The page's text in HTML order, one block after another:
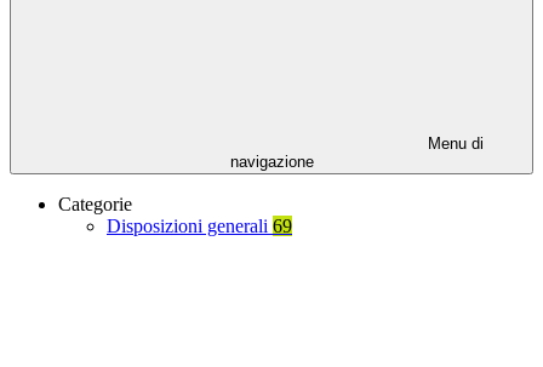
Menu di
navigazione
Categorie
Disposizioni generali 69